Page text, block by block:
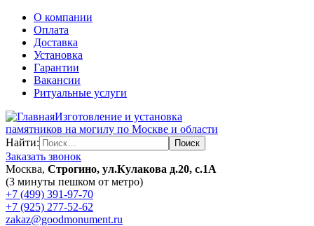
О компании
Оплата
Доставка
Установка
Гарантии
Вакансии
Ритуальные услуги
Изготовление и установка
памятников на могилу по Москве и области
Найти:
Заказать звонок
Москва, Строгино, ул.Кулакова д.20, с.1А
(3 минуты пешком от метро)
+7 (499) 391-97-70
+7 (925) 277-52-62
zakaz@goodmonument.ru